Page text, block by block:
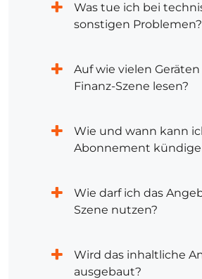
Was tue ich bei
sonstigen Problemen?
Auf wie vielen
Finanz-Szene lesen?
Wie und wann kann
Abonnement
Wie darf ich das
Szene nutzen?
Wird das inhaltliche
ausgebaut?